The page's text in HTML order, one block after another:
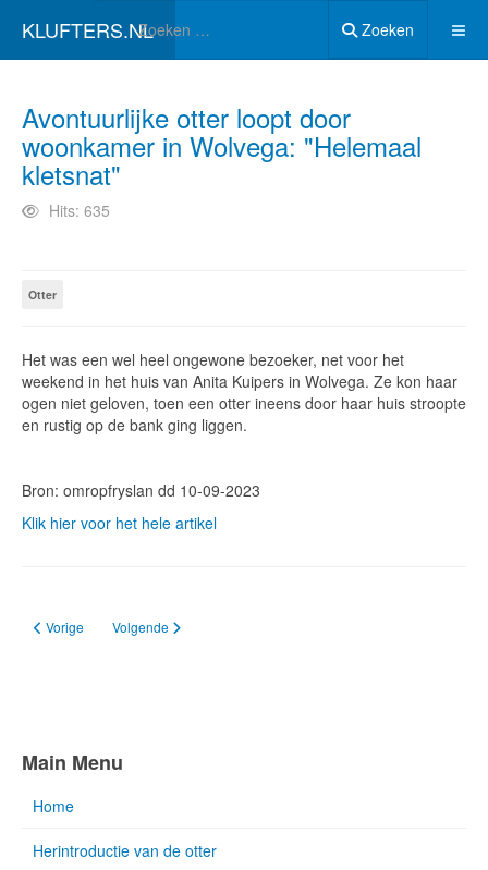
KLUFTERS.NL Zoeken
Avontuurlijke otter loopt door
woonkamer in Wolvega: "Helemaal
kletsnat"
Hits: 635
Otter
Het was een wel heel ongewone bezoeker, net voor het
weekend in het huis van Anita Kuipers in Wolvega. Ze kon haar
ogen niet geloven, toen een otter ineens door haar huis stroopte
en rustig op de bank ging liggen.
Bron: omropfryslan dd 10-09-2023
Klik hier voor het hele artikel
Vorig artikel: Otter maakt wandeling door Drachtster woonwijk
Vorige Volgende artikel: Otters krijgen eigen oversteek bij drukke
Volgende
Main Menu
Home
Herintroductie van de otter